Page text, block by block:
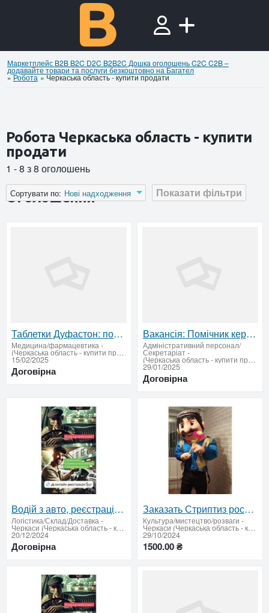
Маркетплейс B2B B2C D2C B2B2C Дошка оголошень C2C C2B –
додавайте товари та послуги безкоштовно на Багател
»Робота »Черкаська область - купити продати
Робота Черкаська область - купити
продати
1 - 8 з 8 оголошень
Показати фільтри
Сортувати по: Нові надходження
Оголошення
Таблетки Дуфастон: показання до застосування та яка користь
Медицина/фармацевтика-
(Черкаська область - купити продати)
15/02/2025
Договірна
Вакансія: Помічник керівника (віддалено) – компанія “АМС БУД”
Адміністративний персонал/
Секретаріат-
(Черкаська область - купити продати)
29/01/2025
Договірна
Водій з авто, реєстрація в таксі
Логістика/Склад/Доставка-
Черкаси (Черкаська область - купити продати)
20/12/2024
Договірна
Заказать Стриптиз ростовых кукол в Черкассах.
Культура/мистецтво/розваги -
Черкаси (Черкаська область - купити продати)
29/10/2024
1500.00 ₴